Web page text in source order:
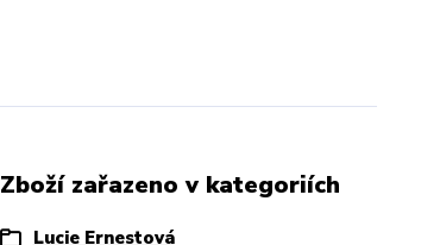
Zboží zařazeno v kategoriích
Lucie Ernestová